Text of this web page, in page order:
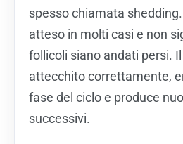
spesso chiamata
atteso in molti casi e non
follicoli siano andati persi.
attecchito correttamente,
fase del ciclo e produce
successivi.